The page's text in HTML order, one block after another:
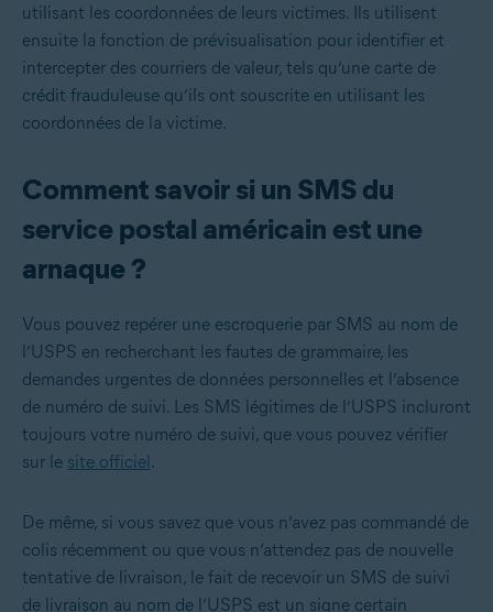
utilisant les coordonnées de leurs victimes. Ils utilisent
ensuite la fonction de prévisualisation pour identifier et
intercepter des courriers de valeur, tels qu’une carte de
crédit frauduleuse qu’ils ont souscrite en utilisant les
coordonnées de la victime.
Comment savoir si un SMS du
service postal américain est une
arnaque ?
Vous pouvez repérer une escroquerie par SMS au nom de
l’USPS en recherchant les fautes de grammaire, les
demandes urgentes de données personnelles et l’absence
de numéro de suivi. Les SMS légitimes de l’USPS incluront
toujours votre numéro de suivi, que vous pouvez vérifier
sur le site officiel .
De même, si vous savez que vous n’avez pas commandé de
colis récemment ou que vous n’attendez pas de nouvelle
tentative de livraison, le fait de recevoir un SMS de suivi
de livraison au nom de l’USPS est un signe certain